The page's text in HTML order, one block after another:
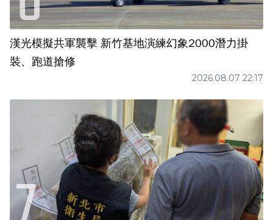
漢光模擬共軍襲擊 新竹基地演練幻象2000潛力掛
裝、跑道搶修
2026.08.07 22:17